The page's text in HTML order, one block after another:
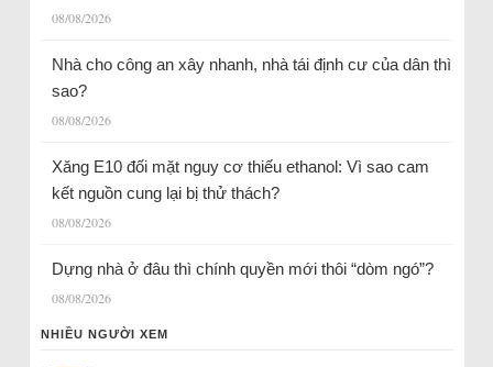
08/08/2026
Nhà cho công an xây nhanh, nhà tái định cư của dân thì
sao?
08/08/2026
Xăng E10 đối mặt nguy cơ thiếu ethanol: Vì sao cam
kết nguồn cung lại bị thử thách?
08/08/2026
Dựng nhà ở đâu thì chính quyền mới thôi “dòm ngó”?
08/08/2026
NHIỀU NGƯỜI XEM